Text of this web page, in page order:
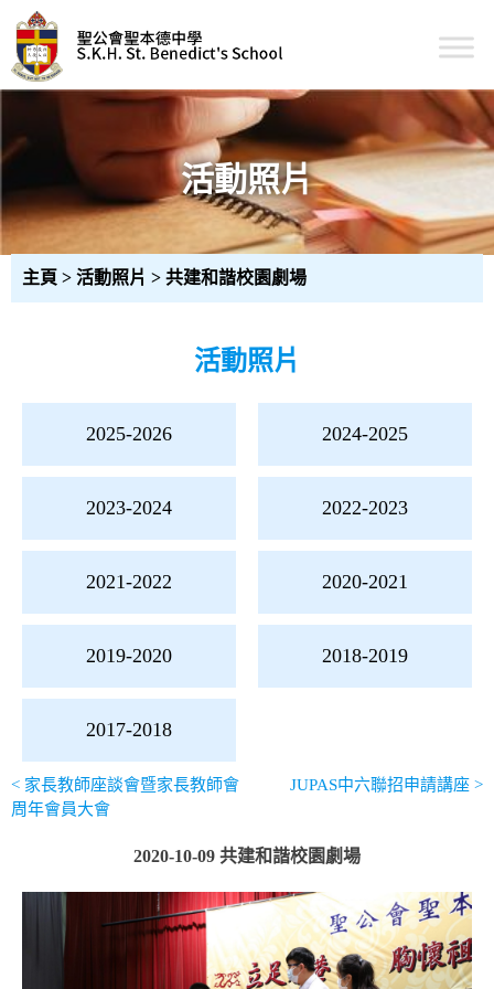
content
聖公會聖本德中學
活動照片
主頁 > 活動照片 > 共建和諧校園劇場
活動照片
2025-2026 2024-2025
2023-2024 2022-2023
2021-2022 2020-2021
2019-2020 2018-2019
2017-2018
章
覽
2025-
2023-
2023
< 家長教師座談會暨家長教師會
周年會員大會
JUPAS中六聯招申請講座 >
2020-10-09 共建和諧校園劇場